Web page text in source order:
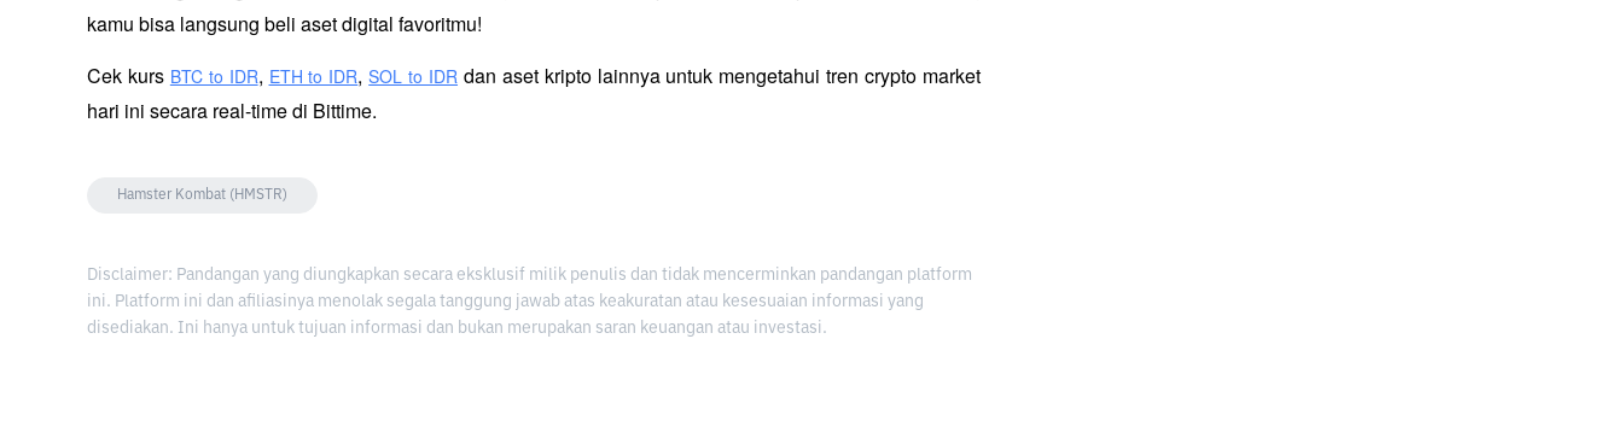
kamu bisa langsung beli aset digital favoritmu!
Cek kurs BTC to IDR, ETH to IDR, SOL to IDR dan aset kripto lainnya untuk mengetahui tren crypto market
hari ini secara real-time di Bittime.
Hamster Kombat (HMSTR)
Disclaimer: Pandangan yang diungkapkan secara eksklusif milik penulis dan tidak mencerminkan pandangan platform
ini. Platform ini dan afiliasinya menolak segala tanggung jawab atas keakuratan atau kesesuaian informasi yang
disediakan. Ini hanya untuk tujuan informasi dan bukan merupakan saran keuangan atau investasi.